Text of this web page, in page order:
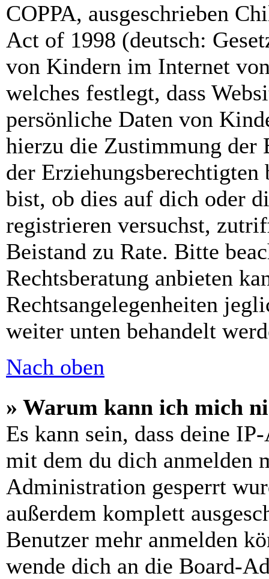
COPPA, ausgeschrieben
Act of 1998 (deutsch:
von Kindern im Internet
welches festlegt, dass
persönliche Daten von
hierzu die Zustimmung der
der
bist, ob dies auf dich oder
registrieren versuchst,
Beistand zu Rate. Bitte
Rechtsberatung anbieten
Rechtsangelegenheiten
weiter unten behandelt
Nach oben
» Warum kann ich mich
Es kann sein, dass deine
mit dem du dich anmelden
Administration gesperrt
außerdem komplett
Benutzer mehr anmelden
wende dich an die Board-